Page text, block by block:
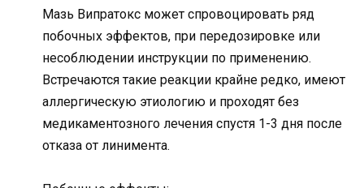
Мазь Випратокс может спровоцировать ряд
побочных эффектов, при передозировке или
несоблюдении инструкции по применению.
Встречаются такие реакции крайне редко, имеют
аллергическую этиологию и проходят без
медикаментозного лечения спустя 1-3 дня после
отказа от линимента.